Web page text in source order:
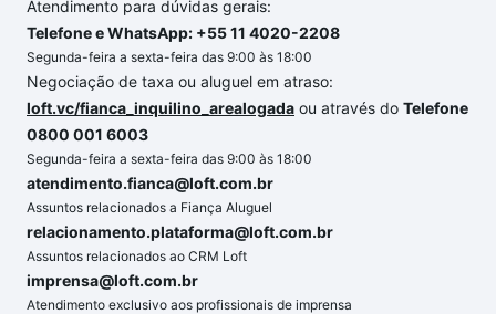
Atendimento para dúvidas gerais:
Telefone e WhatsApp: +55 11 4020-2208
Segunda-feira a sexta-feira das 9:00 às 18:00
Negociação de taxa ou aluguel em atraso:
loft.vc/fianca_inquilino_arealogada ou através do Telefone
0800 001 6003
Segunda-feira a sexta-feira das 9:00 às 18:00
atendimento.fianca@loft.com.br
Assuntos relacionados a Fiança Aluguel
relacionamento.plataforma@loft.com.br
Assuntos relacionados ao CRM Loft
imprensa@loft.com.br
Atendimento exclusivo aos profissionais de imprensa